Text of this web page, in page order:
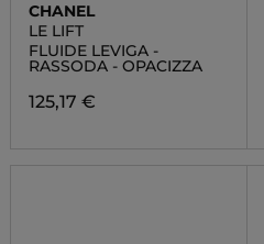
CHANEL
LE LIFT
FLUIDE LEVIGA -
RASSODA - OPACIZZA
125,17 €